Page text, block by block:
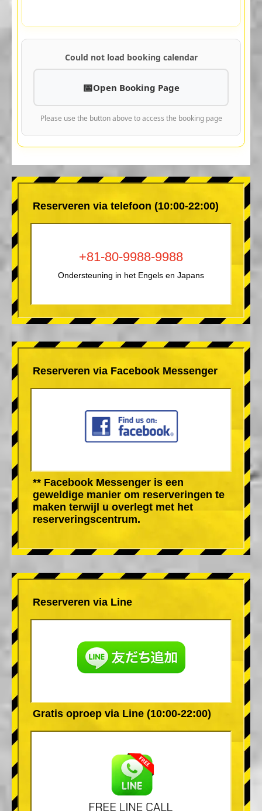
Could not load booking calendar
Open Booking Page
Please use the button above to access the booking page
Reserveren via telefoon (10:00-22:00)
+81-80-9988-9988
Ondersteuning in het Engels en Japans
Reserveren via Facebook Messenger
** Facebook Messenger is een
geweldige manier om reserveringen te
maken terwijl u overlegt met het
reserveringscentrum.
Reserveren via Line
Gratis oproep via Line (10:00-22:00)